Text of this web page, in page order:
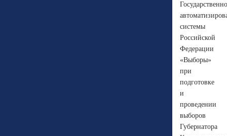
системы
Российской
Федерации
«Выборы»
при
подготовке
и
проведении
выборов
Губернатора